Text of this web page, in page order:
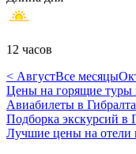
12 часов
< АвгустВсе месяцы
Цены на горящие туры
Авиабилеты в
Подборка экскурсий в
Лучшие цены на отели